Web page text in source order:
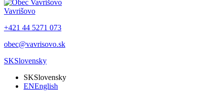
Vavrišovo
+421 44 5271 073
obec@vavrisovo.sk
SKSlovensky
SKSlovensky
ENEnglish